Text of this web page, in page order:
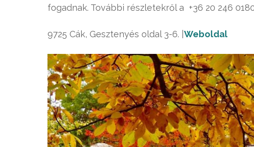
fogadnak. További részletekről a +36 20 246
9725 Cák, Gesztenyés oldal 3-6. | Weboldal